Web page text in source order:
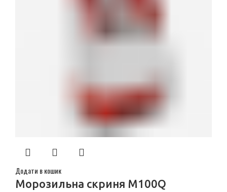
Додати в кошик
Морозильна скриня M100Q